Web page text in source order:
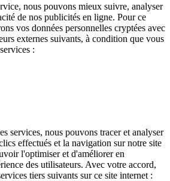
nous pouvons mieux suivre, analyser
de nos publicités en ligne. Pour ce
vos données personnelles cryptées avec
externes suivants, à condition que vous
:
services, nous pouvons tracer et analyser
effectués et la navigation sur notre site
l'optimiser et d'améliorer en
des utilisateurs. Avec votre accord,
tiers suivants sur ce site internet :